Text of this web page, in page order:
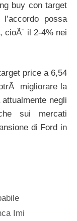
buy con target
possa
cioÃ¨ il 2-4% nei
price a 6,54
migliorare la
negli
sui mercati
di Ford in
Imi